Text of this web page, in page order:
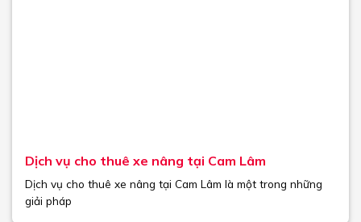
Dịch vụ cho thuê xe nâng tại Cam Lâm
Dịch vụ cho thuê xe nâng tại Cam Lâm là một trong những
giải pháp